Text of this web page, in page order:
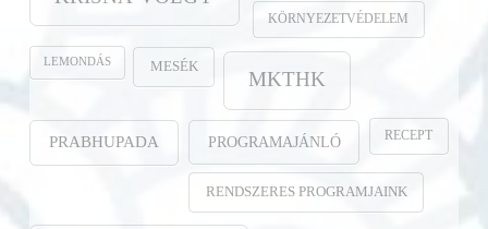
KÖRNYEZETVÉDELEM
LEMONDÁS MESÉK
MKTHK
PRABHUPADA PROGRAMAJÁNLÓ RECEPT
RENDSZERES PROGRAMJAINK